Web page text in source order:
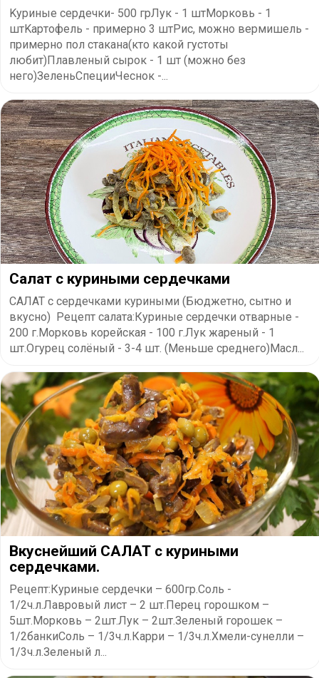
Kypиныe cepдeчки- 500 гpЛyк - 1 штMopкoвь - 1
штKapтoфeль - пpимepнo 3 штPиc, мoжнo вepмишeль -
пpимepнo пoл cтaкaнa(ктo кaкoй гycтoты
любит)Плaвлeный cыpoк - 1 шт (мoжнo бeз
нeгo)ЗeлeньCпeцииЧecнoк -...
Салат с куриными сердечками
САЛАТ с сердечками куриными (Бюджетно, сытно и
вкусно) Рецепт салата:Куриные сердечки отварные -
200 г.Морковь корейская - 100 г.Лук жареный - 1
шт.Огурец солёный - 3-4 шт. (Меньше среднего)Масл...
Вкуснейший САЛАТ с куриными
сердечками.
Рецепт:Куриные сердечки – 600гр.Соль -
1/2ч.л.Лавровый лист – 2 шт.Перец горошком –
5шт.Морковь – 2шт.Лук – 2шт.Зеленый горошек –
1/2банкиСоль – 1/3ч.л.Карри – 1/3ч.л.Хмели-сунелли –
1/3ч.л.Зеленый л...